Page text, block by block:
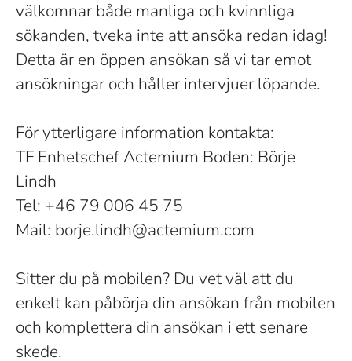
välkomnar både manliga och kvinnliga
sökanden, tveka inte att ansöka redan idag!
Detta är en öppen ansökan så vi tar emot
ansökningar och håller intervjuer löpande.
För ytterligare information kontakta:
TF Enhetschef Actemium Boden: Börje
Lindh
Tel: +46 79 006 45 75
Mail: borje.lindh@actemium.com
Sitter du på mobilen? Du vet väl att du
enkelt kan påbörja din ansökan från mobilen
och komplettera din ansökan i ett senare
skede.